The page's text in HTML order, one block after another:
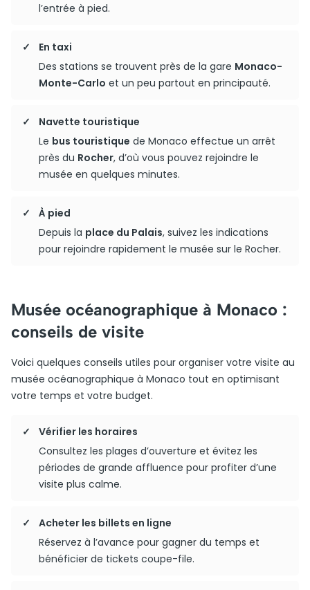
l’entrée à pied.
En taxi
Des stations se trouvent près de la gare Monaco-
Monte-Carlo et un peu partout en principauté.
Navette touristique
Le bus touristique de Monaco effectue un arrêt
près du Rocher, d’où vous pouvez rejoindre le
musée en quelques minutes.
À pied
Depuis la place du Palais, suivez les indications
pour rejoindre rapidement le musée sur le Rocher.
Musée océanographique à Monaco :
conseils de visite
Voici quelques conseils utiles pour organiser votre visite au
musée océanographique à Monaco tout en optimisant
votre temps et votre budget.
Vérifier les horaires
Consultez les plages d’ouverture et évitez les
périodes de grande affluence pour profiter d’une
visite plus calme.
Acheter les billets en ligne
Réservez à l’avance pour gagner du temps et
bénéficier de tickets coupe-file.